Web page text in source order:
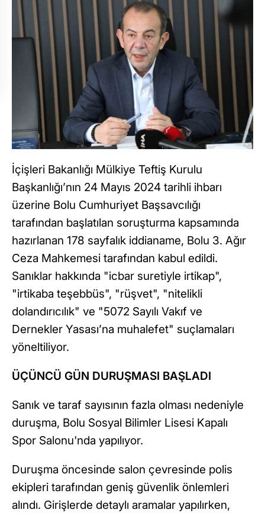
İçişleri Bakanlığı Mülkiye Teftiş Kurulu
Başkanlığı’nın 24 Mayıs 2024 tarihli ihbarı
üzerine Bolu Cumhuriyet Başsavcılığı
tarafından başlatılan soruşturma kapsamında
hazırlanan 178 sayfalık iddianame, Bolu 3. Ağır
Ceza Mahkemesi tarafından kabul edildi.
Sanıklar hakkında "icbar suretiyle irtikap",
"irtikaba teşebbüs", "rüşvet", "nitelikli
dolandırıcılık" ve "5072 Sayılı Vakıf ve
Dernekler Yasası’na muhalefet" suçlamaları
yöneltiliyor.
ÜÇÜNCÜ GÜN DURUŞMASI BAŞLADI
Sanık ve taraf sayısının fazla olması nedeniyle
duruşma, Bolu Sosyal Bilimler Lisesi Kapalı
Spor Salonu'nda yapılıyor.
Duruşma öncesinde salon çevresinde polis
ekipleri tarafından geniş güvenlik önlemleri
alındı. Girişlerde detaylı aramalar yapılırken,